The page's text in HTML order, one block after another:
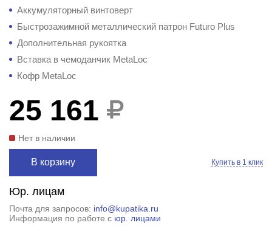
Аккумуляторный винтоверт
Быстрозажимной металлический патрон Futuro Plus
Дополнительная рукоятка
Вставка в чемоданчик MetaLoc
Кофр MetaLoc
25 161
Нет в наличии
В корзину Купить в 1 клик
Юр. лицам
Почта для запросов: info@kupatika.ru
Информация по работе с юр. лицами